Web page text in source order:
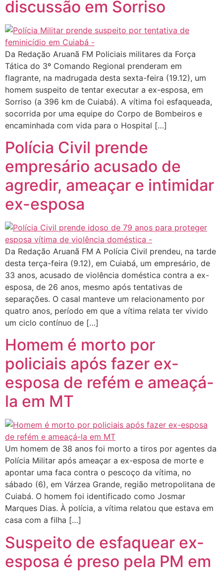
discussão em Sorriso
Da Redação Aruanã FM Policiais militares da Força
Tática do 3º Comando Regional prenderam em
flagrante, na madrugada desta sexta-feira (19.12), um
homem suspeito de tentar executar a ex-esposa, em
Sorriso (a 396 km de Cuiabá). A vítima foi esfaqueada,
socorrida por uma equipe do Corpo de Bombeiros e
encaminhada com vida para o Hospital […]
Polícia Civil prende
empresário acusado de
agredir, ameaçar e intimidar
ex-esposa
Da Redação Aruanã FM A Polícia Civil prendeu, na tarde
desta terça-feira (9.12), em Cuiabá, um empresário, de
33 anos, acusado de violência doméstica contra a ex-
esposa, de 26 anos, mesmo após tentativas de
separações. O casal manteve um relacionamento por
quatro anos, período em que a vítima relata ter vivido
um ciclo contínuo de […]
Homem é morto por
policiais após fazer ex-
esposa de refém e ameaçá-
la em MT
Um homem de 38 anos foi morto a tiros por agentes da
Polícia Militar após ameaçar a ex-esposa de morte e
apontar uma faca contra o pescoço da vítima, no
sábado (6), em Várzea Grande, região metropolitana de
Cuiabá. O homem foi identificado como Josmar
Marques Dias. À polícia, a vítima relatou que estava em
casa com a filha […]
Suspeito de esfaquear ex-
esposa é preso pela PM em